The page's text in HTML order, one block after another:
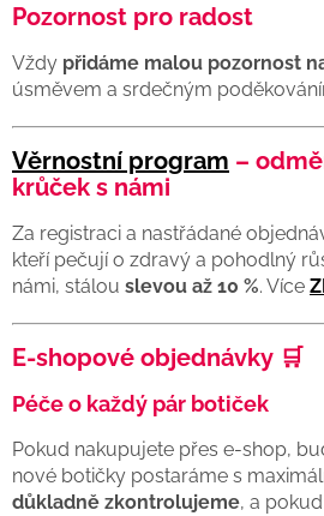
Pozornost pro radost
Vždy přidáme malou pozornost
úsměvem a srdečným
Věrnostní program –
krůček s námi
Za registraci a nastřádané
kteří pečují o zdravý a pohodlný
námi, stálou slevou až 10 %. Více
E-shopové objednávky 🛒
Péče o každý pár botiček
Pokud nakupujete přes e-shop,
nové botičky postaráme s
důkladně zkontrolujeme, a